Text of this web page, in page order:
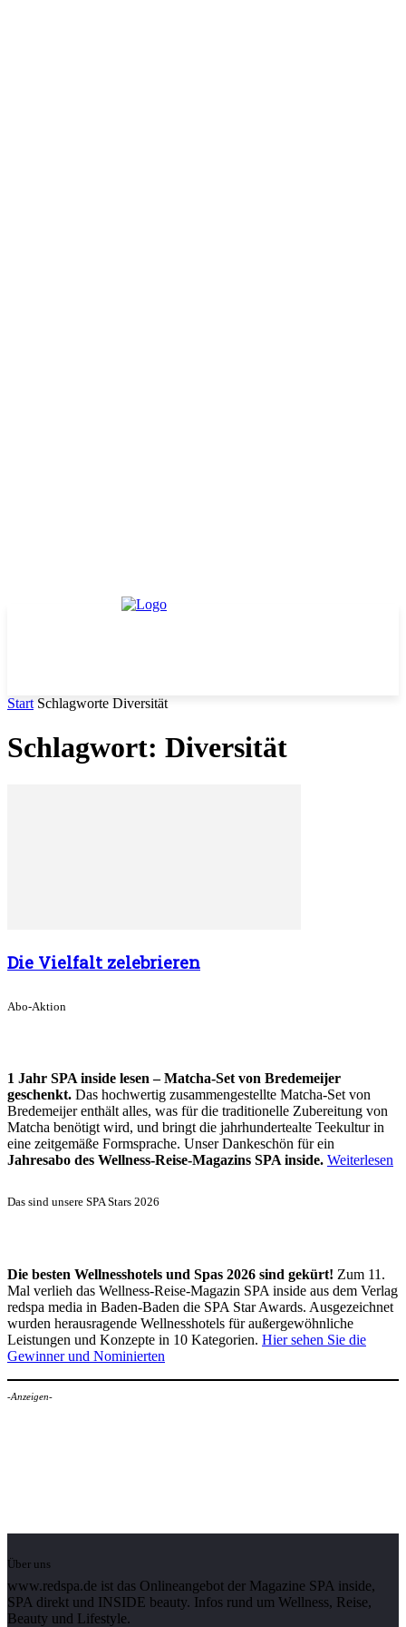
Start Schlagworte Diversität
Schlagwort: Diversität
Die Vielfalt zelebrieren
Abo-Aktion
1 Jahr SPA inside lesen – Matcha-Set von Bredemeijer
geschenkt. Das hochwertig zusammengestellte Matcha-Set von
Bredemeijer enthält alles, was für die traditionelle Zubereitung von
Matcha benötigt wird, und bringt die jahrhundertealte Teekultur in
eine zeitgemäße Formsprache. Unser Dankeschön für ein
Jahresabo des Wellness-Reise-Magazins SPA inside. Weiterlesen
Das sind unsere SPA Stars 2026
Die besten Wellnesshotels und Spas 2026 sind gekürt! Zum 11.
Mal verlieh das Wellness-Reise-Magazin SPA inside aus dem Verlag
redspa media in Baden-Baden die SPA Star Awards. Ausgezeichnet
wurden herausragende Wellnesshotels für außergewöhnliche
Leistungen und Konzepte in 10 Kategorien. Hier sehen Sie die
Gewinner und Nominierten
-Anzeigen-
Über uns
www.redspa.de ist das Onlineangebot der Magazine SPA inside,
SPA direkt und INSIDE beauty. Infos rund um Wellness, Reise,
Beauty und Lifestyle.